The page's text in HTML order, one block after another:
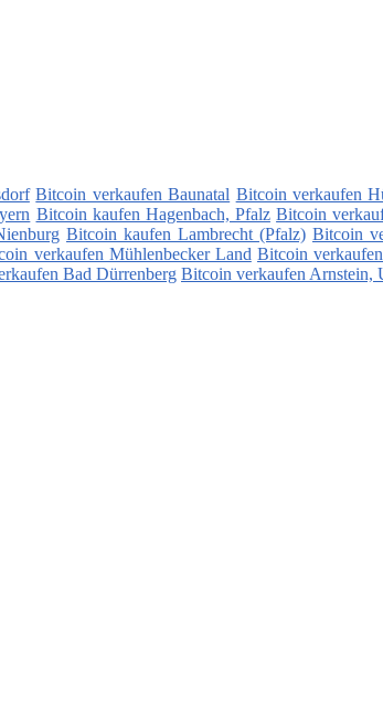
Bitcoin verkaufen Baunatal Bitcoin verkaufen
Bitcoin kaufen Hagenbach, Pfalz Bitcoin
Bitcoin kaufen Lambrecht (Pfalz) Bitcoin
verkaufen Mühlenbecker Land Bitcoin
Bad Dürrenberg Bitcoin verkaufen Arnstein,